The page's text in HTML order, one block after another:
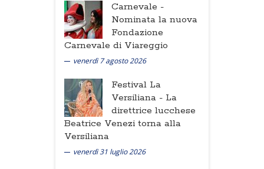
Carnevale -
Nominata la nuova
Fondazione
Carnevale di Viareggio
venerdì 7 agosto 2026
Festival La
Versiliana - La
direttrice lucchese
Beatrice Venezi torna alla
Versiliana
venerdì 31 luglio 2026